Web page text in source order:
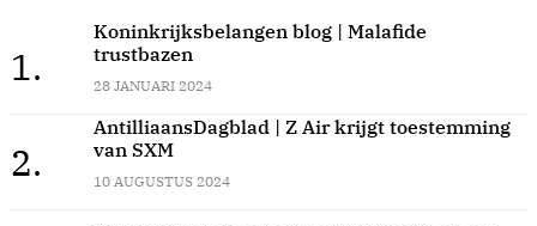
1.
Koninkrijksbelangen blog | Malafide
trustbazen
28 JANUARI 2024
2.
AntilliaansDagblad | Z Air krijgt toestemming
van SXM
10 AUGUSTUS 2024